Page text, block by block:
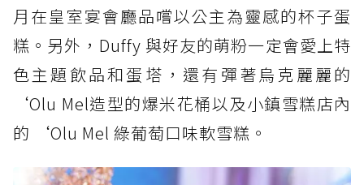
月在皇室宴會廳品嚐以公主為靈感的杯子蛋
糕。另外，Duffy 與好友的萌粉一定會愛上特
色主題飲品和蛋塔，還有彈著烏克麗麗的
‘Olu Mel造型的爆米花桶以及小鎮雪糕店內
的 ‘Olu Mel 綠葡萄口味軟雪糕。